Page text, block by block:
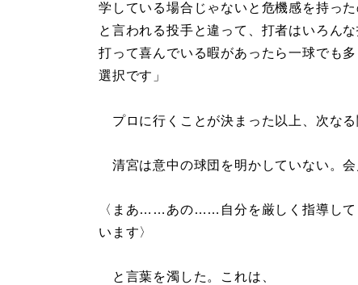
学している場合じゃないと危機感を持っ
と言われる投手と違って、打者はいろん
打って喜んでいる暇があったら一球でも
選択です」
プロに行くことが決まった以上、次なる
清宮は意中の球団を明かしていない。会
〈まあ……あの……自分を厳しく指導して
います〉
と言葉を濁した。これは、